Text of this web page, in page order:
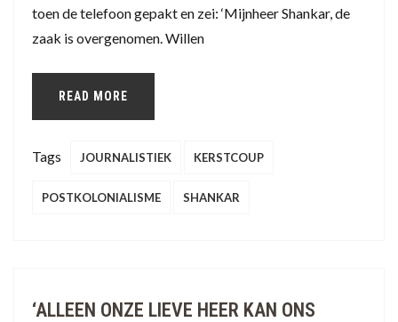
toen de telefoon gepakt en zei: ‘Mijnheer Shankar, de
zaak is overgenomen. Willen
READ MORE
Tags JOURNALISTIEK KERSTCOUP
POSTKOLONIALISME SHANKAR
‘ALLEEN ONZE LIEVE HEER KAN ONS